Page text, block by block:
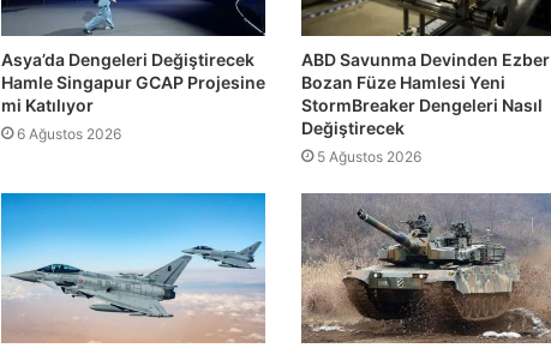
Asya’da Dengeleri Değiştirecek
Hamle Singapur GCAP Projesine
mi Katılıyor
6 Ağustos 2026
ABD Savunma Devinden Ezber
Bozan Füze Hamlesi Yeni
StormBreaker Dengeleri Nasıl
Değiştirecek
5 Ağustos 2026